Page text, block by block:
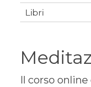
Libri
Il corso